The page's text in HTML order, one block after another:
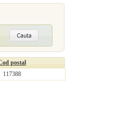
postal
117388